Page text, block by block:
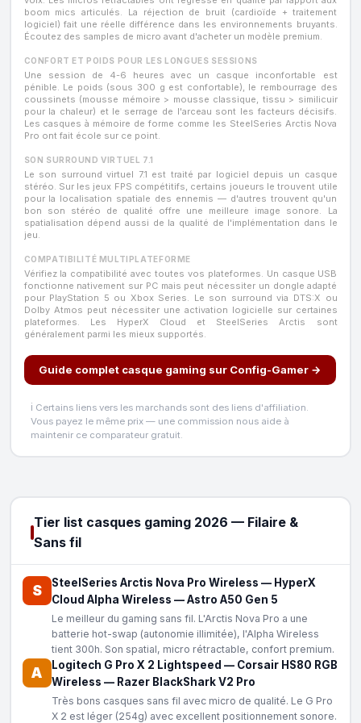
boom mics articulés. La réjection de bruit (cardioïde + traitement
logiciel) fait une réelle différence dans les environnements bruyants.
Écoutez des samples de micro avant d'acheter un modèle premium.
CONFORT ET POIDS POUR LES LONGUES SESSIONS
Une session de 4-6 heures avec un casque inconfortable est
pénible. Le poids (sous 300 g est confortable), le rembourrage des
coussinets (mousse mémoire > mousse classique, tissu > similicuir
pour la chaleur) et le serrage de l'arceau sont les facteurs décisifs.
Les casques à mémoire de forme comme les SteelSeries Arctis Nova
Pro ont fait école sur ce point.
SON SURROUND VIRTUEL 7.1
Le son surround virtuel 7.1 est traité par logiciel depuis un casque
stéréo. Sur les jeux FPS compétitifs, certains joueurs le trouvent utile
pour la localisation spatiale des ennemis — d'autres trouvent qu'un
bon son stéréo de qualité offre une meilleure image sonore. La
spatialisation dépend aussi de la qualité de l'implémentation dans le
jeu.
COMPATIBILITÉ MULTIPLATEFORME
Vérifiez la compatibilité avec toutes vos plateformes. Un casque USB
fonctionne nativement sur PC mais peut nécessiter un dongle adapté
pour PlayStation 5 ou Xbox Series. Le son surround via DTS:X ou
Dolby Atmos peut nécessiter une activation logicielle sur certaines
plateformes. Les HyperX Cloud et SteelSeries Arctis sont
généralement parmi les mieux supportés.
Guide complet casque gaming sur Config-Gamer →
ℹ️ Certains liens vers les marchands sont des liens d'affiliation.
Vous payez le même prix — une commission nous aide à
maintenir ce comparateur gratuit.
Tier list casques gaming 2026 — Filaire &
Sans fil
S SteelSeries Arctis Nova Pro Wireless — HyperX
Cloud Alpha Wireless —Astro A50 Gen 5
Le meilleur du gaming sans fil. L'Arctis Nova Pro a une
batterie hot-swap (autonomie illimitée), l'Alpha Wireless
tient 300h. Son spatial, micro rétractable, confort premium.
A Logitech G Pro X 2 Lightspeed — Corsair HS80 RGB
Wireless — Razer BlackShark V2 Pro
Très bons casques sans fil avec micro de qualité. Le G Pro
X 2 est léger (254g) avec excellent positionnement sonore.